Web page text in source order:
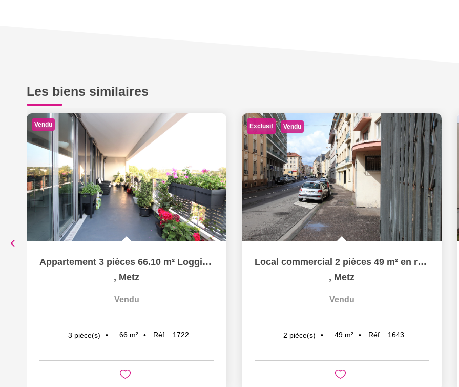
Les biens similaires
Vendu
Appartement 3 pièces 66.10 m² Loggia Garage à vendre à...
, Metz
Vendu
3 pièce(s) 66 m² Réf : 1722
Exclusif Vendu
Local commercial 2 pièces 49 m² en rez-de-chaussée à vendre...
, Metz
Vendu
2 pièce(s) 49 m² Réf : 1643